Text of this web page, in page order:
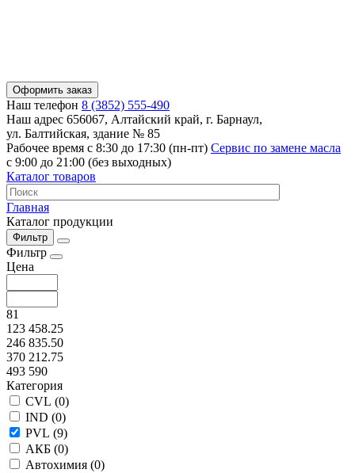
Оформить заказ
Наш телефон 8 (3852) 555-490
Наш адрес 656067, Алтайский край, г. Барнаул,
ул. Балтийская, здание № 85
Рабочее время с 8:30 до 17:30 (пн-пт) Сервис по замене масла
с 9:00 до 21:00 (без выходных)
Каталог товаров
Главная
Каталог продукции
Фильтр
Фильтр
Цена
81
123 458.25
246 835.50
370 212.75
493 590
Категория
CVL (0)
IND (0)
PVL (9)
АКБ (0)
Автохимия (0)